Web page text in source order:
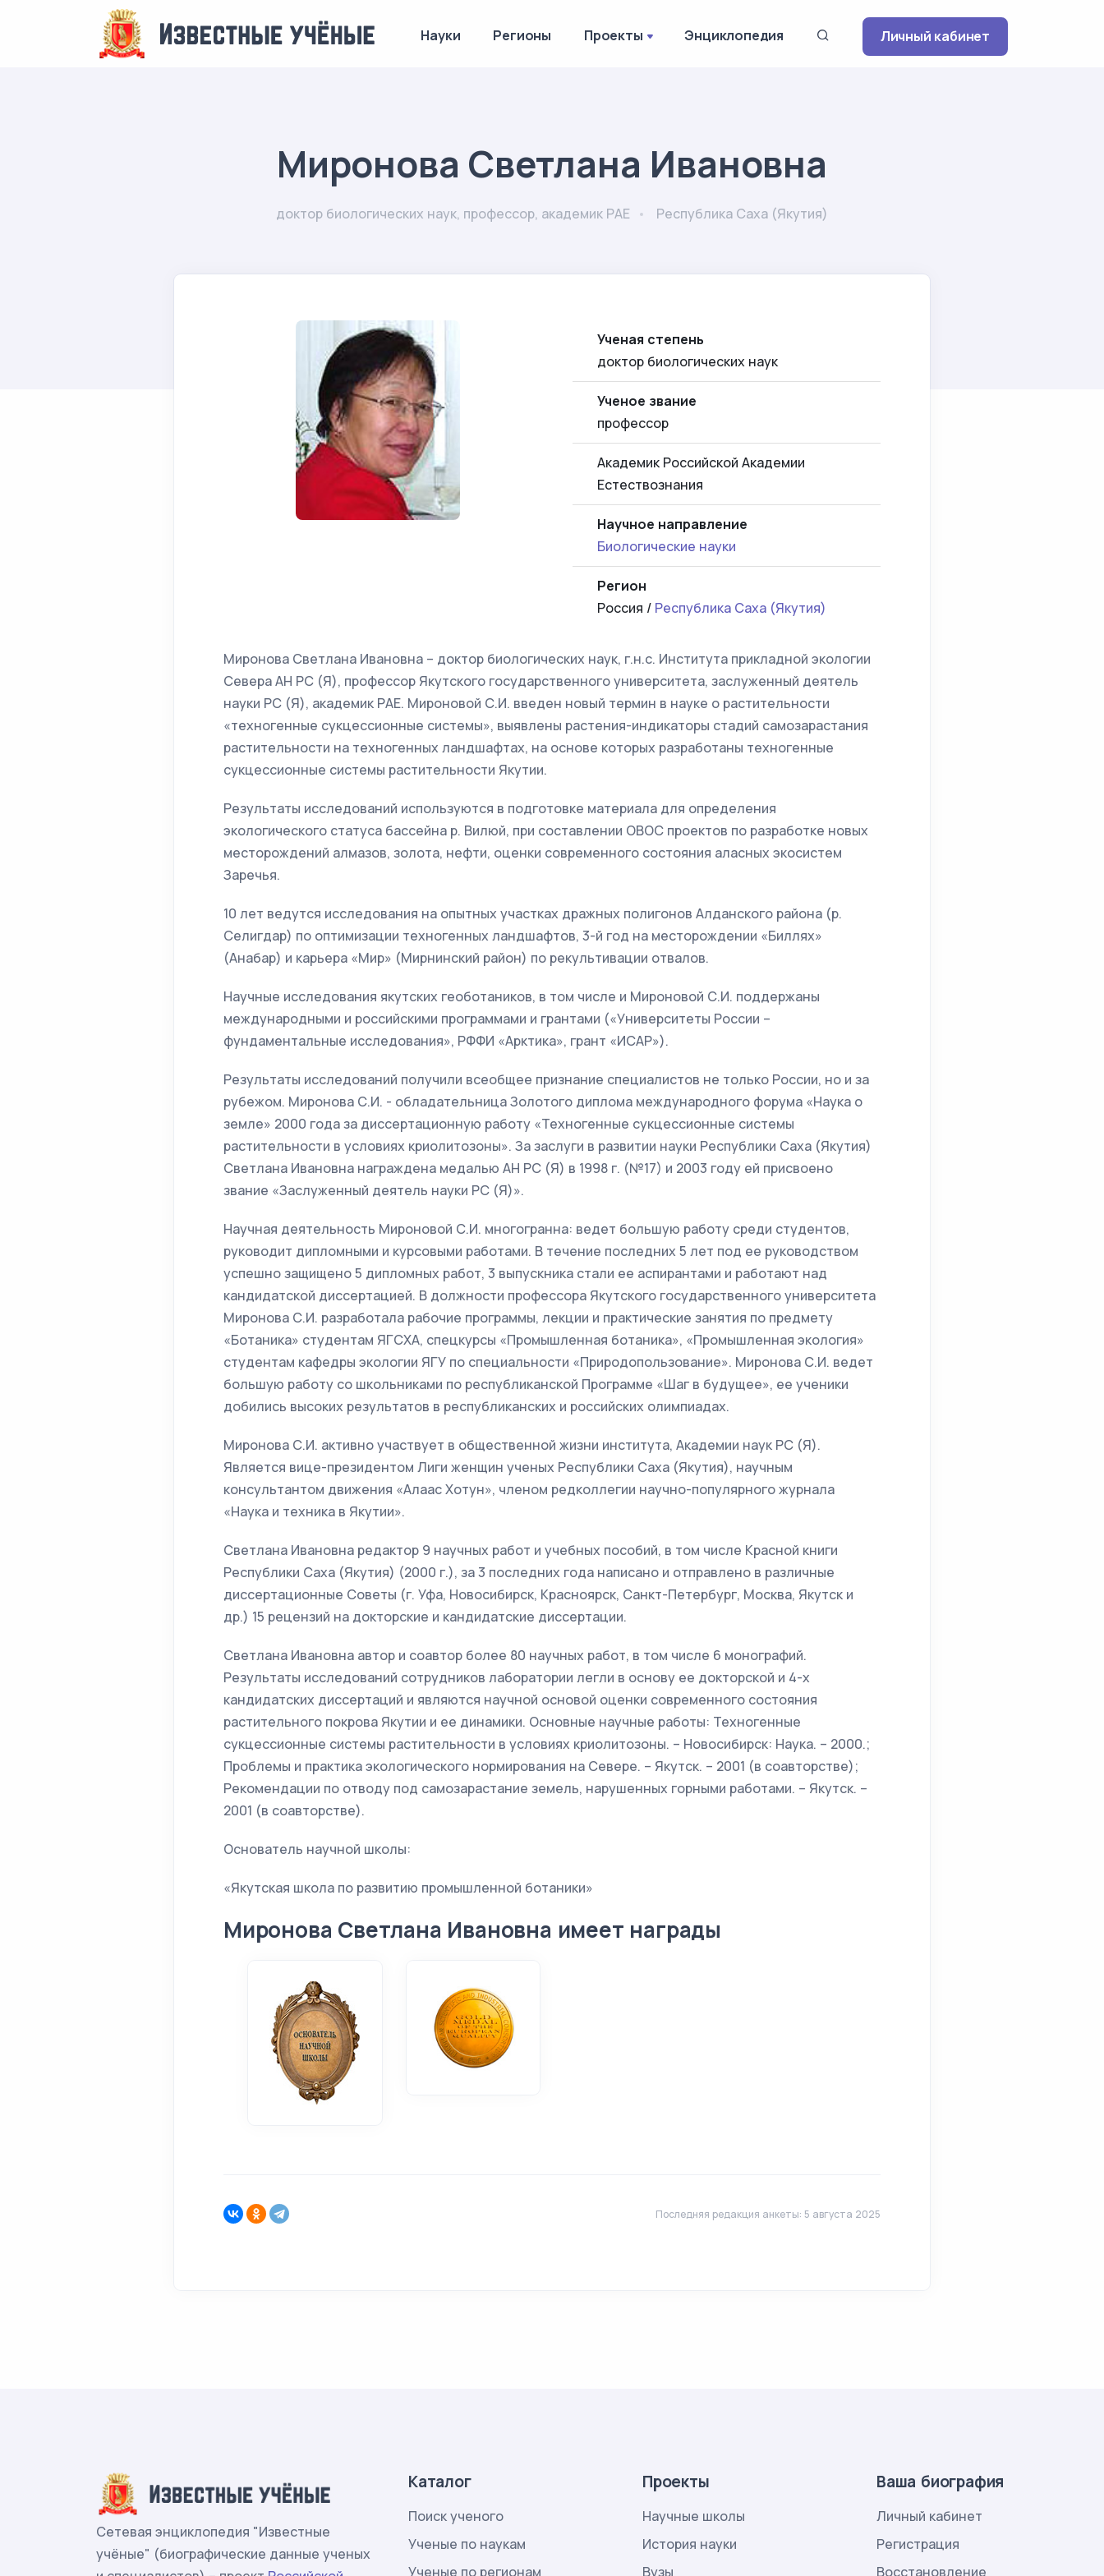
Науки Регионы Проекты Энциклопедия Личный кабинет
Миронова Светлана Ивановна
доктор биологических наук, профессор, академик РАЕ Республика Саха (Якутия)
Ученая степень
доктор биологических наук
Ученое звание
профессор
Академик Российской Академии
Естествознания
Научное направление
Биологические науки
Регион
Россия / Республика Саха (Якутия)
Миронова Светлана Ивановна – доктор биологических наук, г.н.с. Института прикладной экологии
Севера АН РС (Я), профессор Якутского государственного университета, заслуженный деятель
науки РС (Я), академик РАЕ. Мироновой С.И. введен новый термин в науке о растительности
«техногенные сукцессионные системы», выявлены растения-индикаторы стадий самозарастания
растительности на техногенных ландшафтах, на основе которых разработаны техногенные
сукцессионные системы растительности Якутии.
Результаты исследований используются в подготовке материала для определения
экологического статуса бассейна р. Вилюй, при составлении ОВОС проектов по разработке новых
месторождений алмазов, золота, нефти, оценки современного состояния аласных экосистем
Заречья.
10 лет ведутся исследования на опытных участках дражных полигонов Алданского района (р.
Селигдар) по оптимизации техногенных ландшафтов, 3-й год на месторождении «Биллях»
(Анабар) и карьера «Мир» (Мирнинский район) по рекультивации отвалов.
Научные исследования якутских геоботаников, в том числе и Мироновой С.И. поддержаны
международными и российскими программами и грантами («Университеты России –
фундаментальные исследования», РФФИ «Арктика», грант «ИСАР»).
Результаты исследований получили всеобщее признание специалистов не только России, но и за
рубежом. Миронова С.И. - обладательница Золотого диплома международного форума «Наука о
земле» 2000 года за диссертационную работу «Техногенные сукцессионные системы
растительности в условиях криолитозоны». За заслуги в развитии науки Республики Саха (Якутия)
Светлана Ивановна награждена медалью АН РС (Я) в 1998 г. (№17) и 2003 году ей присвоено
звание «Заслуженный деятель науки РС (Я)».
Научная деятельность Мироновой С.И. многогранна: ведет большую работу среди студентов,
руководит дипломными и курсовыми работами. В течение последних 5 лет под ее руководством
успешно защищено 5 дипломных работ, 3 выпускника стали ее аспирантами и работают над
кандидатской диссертацией. В должности профессора Якутского государственного университета
Миронова С.И. разработала рабочие программы, лекции и практические занятия по предмету
«Ботаника» студентам ЯГСХА, спецкурсы «Промышленная ботаника», «Промышленная экология»
студентам кафедры экологии ЯГУ по специальности «Природопользование». Миронова С.И. ведет
большую работу со школьниками по республиканской Программе «Шаг в будущее», ее ученики
добились высоких результатов в республиканских и российских олимпиадах.
Миронова С.И. активно участвует в общественной жизни института, Академии наук РС (Я).
Является вице-президентом Лиги женщин ученых Республики Саха (Якутия), научным
консультантом движения «Алаас Хотун», членом редколлегии научно-популярного журнала
«Наука и техника в Якутии».
Светлана Ивановна редактор 9 научных работ и учебных пособий, в том числе Красной книги
Республики Саха (Якутия) (2000 г.), за 3 последних года написано и отправлено в различные
диссертационные Советы (г. Уфа, Новосибирск, Красноярск, Санкт-Петербург, Москва, Якутск и
др.) 15 рецензий на докторские и кандидатские диссертации.
Светлана Ивановна автор и соавтор более 80 научных работ, в том числе 6 монографий.
Результаты исследований сотрудников лаборатории легли в основу ее докторской и 4-х
кандидатских диссертаций и являются научной основой оценки современного состояния
растительного покрова Якутии и ее динамики. Основные научные работы: Техногенные
сукцессионные системы растительности в условиях криолитозоны. – Новосибирск: Наука. – 2000.;
Проблемы и практика экологического нормирования на Севере. – Якутск. – 2001 (в соавторстве);
Рекомендации по отводу под самозарастание земель, нарушенных горными работами. – Якутск. –
2001 (в соавторстве).
Основатель научной школы:
«Якутская школа по развитию промышленной ботаники»
Миронова Светлана Ивановна имеет награды
Последняя редакция анкеты: 5 августа 2025
Сетевая энциклопедия "Известные
учёные" (биографические данные ученых
Каталог
Поиск ученого
Ученые по наукам
Ученые по регионам
Проекты
Научные школы
История науки
Вузы
Ваша биография
Личный кабинет
Регистрация
Восстановление